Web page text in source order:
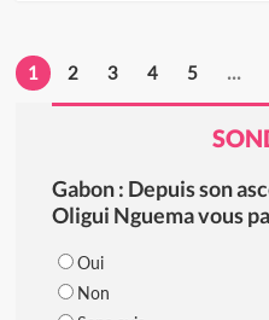
1 2 3 4 5 ...
Gabon : Depuis son
Oligui Nguema vous
Oui
Non